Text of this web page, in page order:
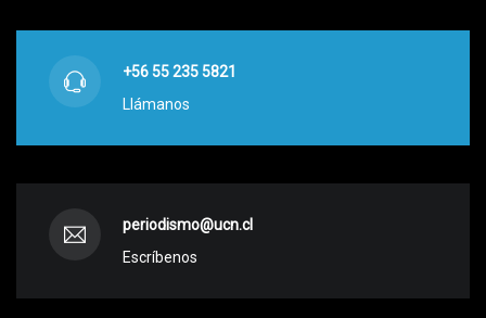
+56 55 235 5821
Llámanos
periodismo@ucn.cl
Escríbenos